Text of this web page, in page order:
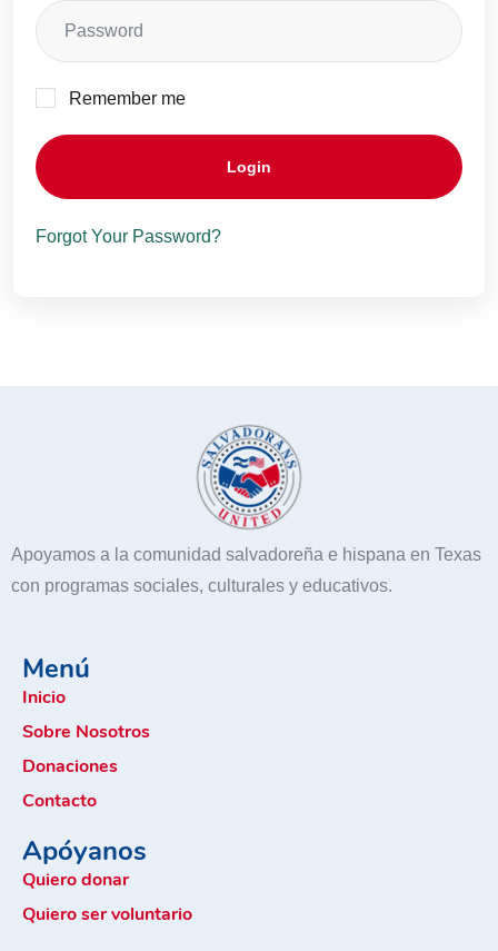
Remember me
Login
Forgot Your Password?
Apoyamos a la comunidad salvadoreña e hispana en Texas
con programas sociales, culturales y educativos.
Menú
Inicio
Sobre Nosotros
Donaciones
Contacto
Apóyanos
Quiero donar
Quiero ser voluntario